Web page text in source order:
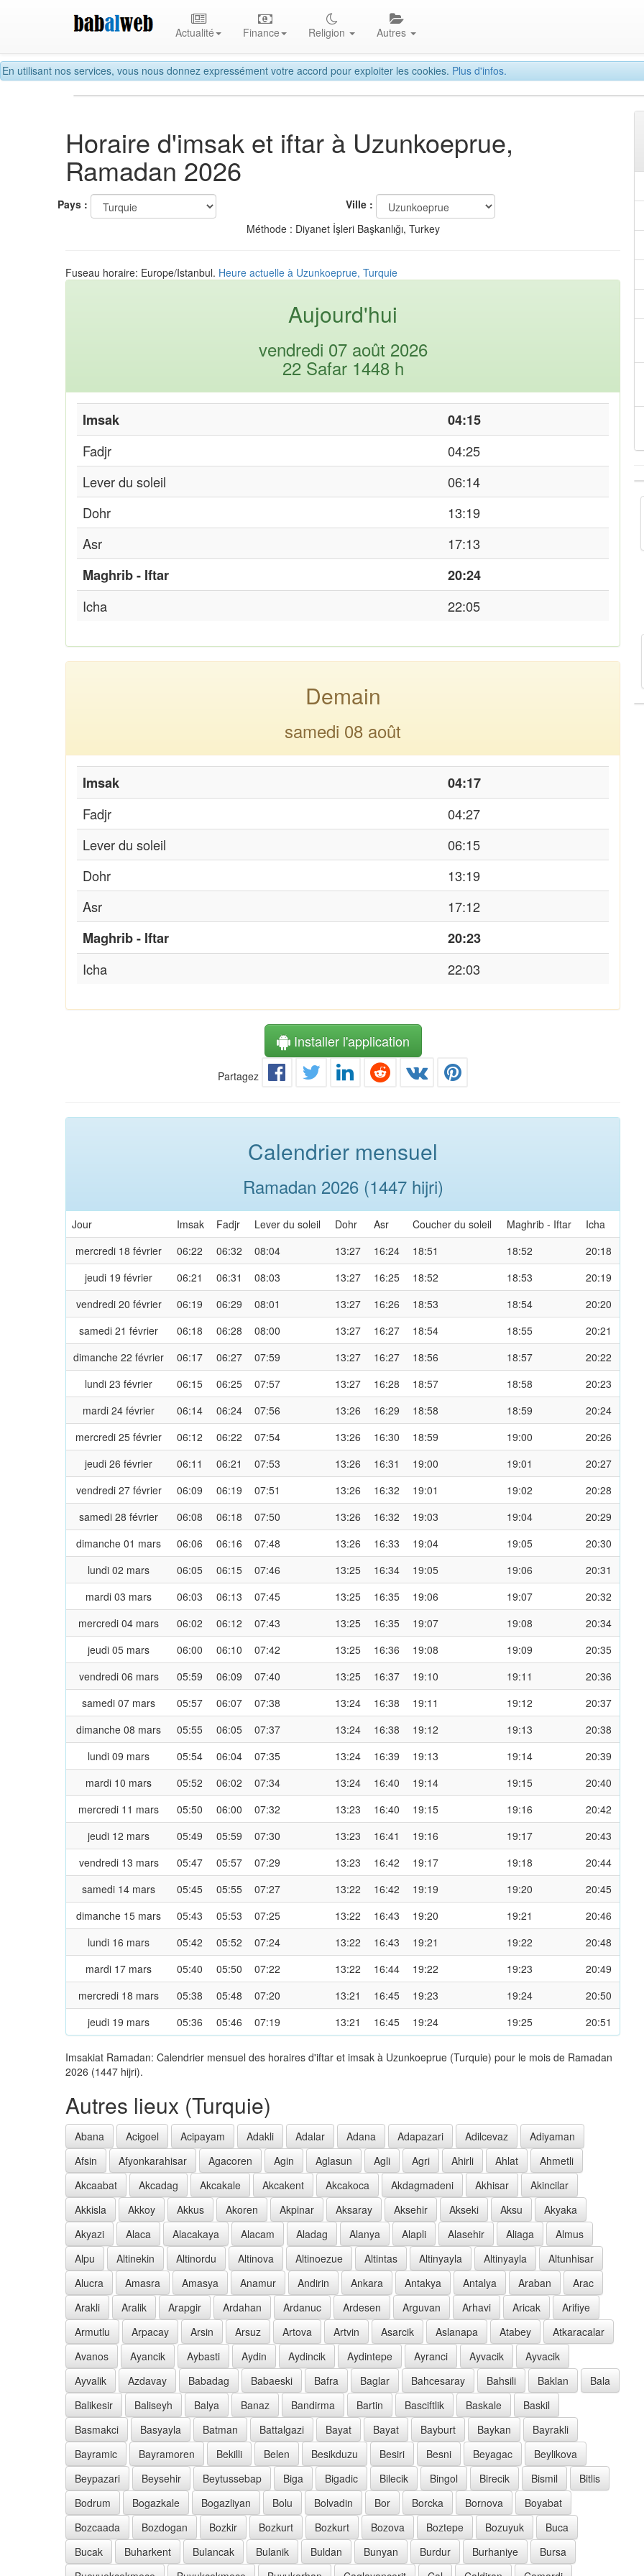
En utilisant nos services, vous nous donnez expressément votre accord pour exploiter les cookies. Plus d'infos.
Actualité Finance Religion Autres
Horaire d'imsak et iftar à Uzunkoeprue,
Ramadan 2026
Pays :
Ville :
Méthode : Diyanet İşleri Başkanlığı, Turkey
Fuseau horaire: Europe/Istanbul. Heure actuelle à Uzunkoeprue, Turquie
Aujourd'hui
vendredi 07 août 2026
22 Safar 1448 h
Imsak
04:15
Fadjr
04:25
Lever du soleil
06:14
Dohr
13:19
Asr
17:13
Maghrib - Iftar
20:24
Icha
22:05
Demain
samedi 08 août
Imsak
04:17
Fadjr
04:27
Lever du soleil
06:15
Dohr
13:19
Asr
17:12
Maghrib - Iftar
20:23
Icha
22:03
Installer l'application
Partagez
Calendrier mensuel
Ramadan 2026 (1447 hijri)
Jour Imsak Fadjr Lever du soleil Dohr Asr Coucher du soleil Maghrib - Iftar
Icha
mercredi 18 février
06:22 06:32 08:04 13:27 16:24 18:51 18:52
20:18
jeudi 19 février
06:21 06:31 08:03 13:27 16:25 18:52 18:53
20:19
vendredi 20 février
06:19 06:29 08:01 13:27 16:26 18:53 18:54
20:20
samedi 21 février
06:18 06:28 08:00 13:27 16:27 18:54 18:55
20:21
dimanche 22 février
06:17 06:27 07:59 13:27 16:27 18:56 18:57
20:22
lundi 23 février
06:15 06:25 07:57 13:27 16:28 18:57 18:58
20:23
mardi 24 février
06:14 06:24 07:56 13:26 16:29 18:58 18:59
20:24
mercredi 25 février
06:12 06:22 07:54 13:26 16:30 18:59 19:00
20:26
jeudi 26 février
06:11 06:21 07:53 13:26 16:31 19:00 19:01
20:27
vendredi 27 février
06:09 06:19 07:51 13:26 16:32 19:01 19:02
20:28
samedi 28 février
06:08 06:18 07:50 13:26 16:32 19:03 19:04
20:29
dimanche 01 mars
06:06 06:16 07:48 13:26 16:33 19:04 19:05
20:30
lundi 02 mars
06:05 06:15 07:46 13:25 16:34 19:05 19:06
20:31
mardi 03 mars
06:03 06:13 07:45 13:25 16:35 19:06 19:07
20:32
mercredi 04 mars
06:02 06:12 07:43 13:25 16:35 19:07 19:08
20:34
jeudi 05 mars
06:00 06:10 07:42 13:25 16:36 19:08 19:09
20:35
vendredi 06 mars
05:59 06:09 07:40 13:25 16:37 19:10 19:11
20:36
samedi 07 mars
05:57 06:07 07:38 13:24 16:38 19:11 19:12
20:37
dimanche 08 mars
05:55 06:05 07:37 13:24 16:38 19:12 19:13
20:38
lundi 09 mars
05:54 06:04 07:35 13:24 16:39 19:13 19:14
20:39
mardi 10 mars
05:52 06:02 07:34 13:24 16:40 19:14 19:15
20:40
mercredi 11 mars
05:50 06:00 07:32 13:23 16:40 19:15 19:16
20:42
jeudi 12 mars
05:49 05:59 07:30 13:23 16:41 19:16 19:17
20:43
vendredi 13 mars
05:47 05:57 07:29 13:23 16:42 19:17 19:18
20:44
samedi 14 mars
05:45 05:55 07:27 13:22 16:42 19:19 19:20
20:45
dimanche 15 mars
05:43 05:53 07:25 13:22 16:43 19:20 19:21
20:46
lundi 16 mars
05:42 05:52 07:24 13:22 16:43 19:21 19:22
20:48
mardi 17 mars
05:40 05:50 07:22 13:22 16:44 19:22 19:23
20:49
mercredi 18 mars
05:38 05:48 07:20 13:21 16:45 19:23 19:24
20:50
jeudi 19 mars
05:36 05:46 07:19 13:21 16:45 19:24 19:25 20:51
Imsakiat Ramadan: Calendrier mensuel des horaires d'iftar et imsak à Uzunkoeprue (Turquie) pour le mois de Ramadan
2026 (1447 hijri).
Autres lieux (Turquie)
Abana Acigoel Acipayam Adakli Adalar Adana Adapazari Adilcevaz
Adiyaman
Afsin
Afyonkarahisar Agacoren Agin Aglasun Agli Agri Ahirli Ahlat
Ahmetli
Akcaabat
Akcadag Akcakale Akcakent Akcakoca Akdagmadeni Akhisar
Akincilar
Akkisla
Akkoy Akkus Akoren Akpinar Aksaray Aksehir Akseki Aksu
Akyaka
Akyazi
Alaca Alacakaya Alacam Aladag Alanya Alapli Alasehir Aliaga
Almus
Alpu
Altinekin Altinordu Altinova Altinoezue Altintas Altinyayla Altinyayla
Altunhisar
Alucra
Amasra Amasya Anamur Andirin Ankara Antakya Antalya Araban
Arac
Arakli
Aralik Arapgir Ardahan Ardanuc Ardesen Arguvan Arhavi Aricak
Arifiye
Armutlu
Arpacay Arsin Arsuz Artova Artvin Asarcik Aslanapa Atabey
Atkaracalar
Avanos
Ayancik Aybasti Aydin Aydincik Aydintepe Ayranci Ayvacik
Ayvacik
Ayvalik
Azdavay Babadag Babaeski Bafra Baglar Bahcesaray Bahsili Baklan
Bala
Balikesir
Baliseyh Balya Banaz Bandirma Bartin Basciftlik Baskale
Baskil
Basmakci
Basyayla Batman Battalgazi Bayat Bayat Bayburt Baykan
Bayrakli
Bayramic
Bayramoren Bekilli Belen Besikduzu Besiri Besni Beyagac
Beylikova
Beypazari
Beysehir Beytussebap Biga Bigadic Bilecik Bingol Birecik Bismil
Bitlis
Bodrum
Bogazkale Bogazliyan Bolu Bolvadin Bor Borcka Bornova
Boyabat
Bozcaada
Bozdogan Bozkir Bozkurt Bozkurt Bozova Boztepe Bozuyuk
Buca
Bucak
Buharkent Bulancak Bulanik Buldan Bunyan Burdur Burhaniye
Bursa